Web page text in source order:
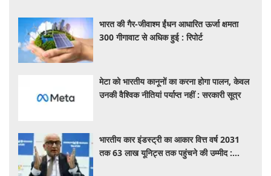
भारत की गैर-जीवाश्म ईंधन आधारित ऊर्जा क्षमता
300 गीगावाट से अधिक हुई : रिपोर्ट
मेटा को भारतीय कानूनों का करना होगा पालन, केवल
उनकी वैश्विक नीतियां पर्याप्त नहीं : सरकारी सूत्र
भारतीय कार इंडस्ट्री का आकार वित्त वर्ष 2031
तक 63 लाख यूनिट्स तक पहुंचने की उम्मीद :